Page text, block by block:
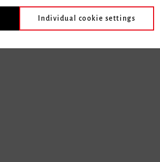
Individual cookie settings